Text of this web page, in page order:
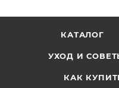
КАТАЛОГ
УХОД И
КАК